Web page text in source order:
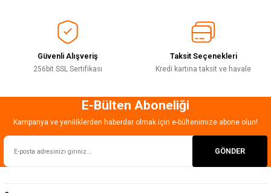
Bu ürüne benzer farklı alternatifler olmalı.
Gönder
Güvenli Alışveriş
256bit SSL Sertifikası
Taksit Seçenekleri
Kredi kartına taksit ve havale
E-Bülten Aboneliği
Kampanya ve yeniliklerden haberdar olmak için e-bültenimize abone olun!
GÖNDER